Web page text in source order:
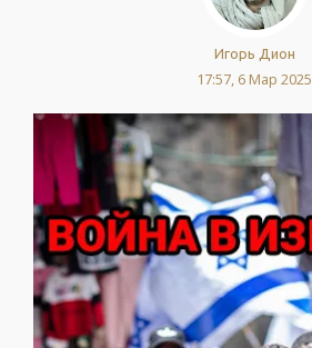
Игорь Дион
17:57, 6 Мар 2025